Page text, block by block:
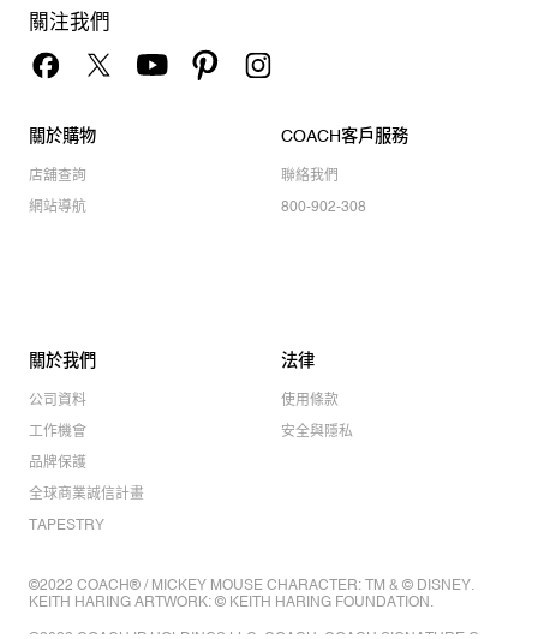
關注我們
關於購物
店舖查詢
網站導航
COACH客戶服務
聯絡我們
800-902-308
關於我們
公司資料
工作機會
品牌保護
全球商業誠信計畫
TAPESTRY
法律
使用條款
安全與隱私
©2022 COACH® / MICKEY MOUSE CHARACTER: TM & © DISNEY.
KEITH HARING ARTWORK: © KEITH HARING FOUNDATION.